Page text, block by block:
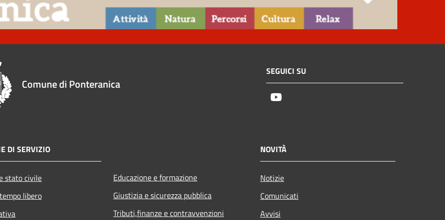
Comune di Ponteranica
SEGUICI SU
DI SERVIZIO
stato civile
libero
Educazione e formazione
Giustizia e sicurezza pubblica
Tributi,finanze e contravvenzioni
NOVITÀ
Notizie
Comunicati
Avvisi